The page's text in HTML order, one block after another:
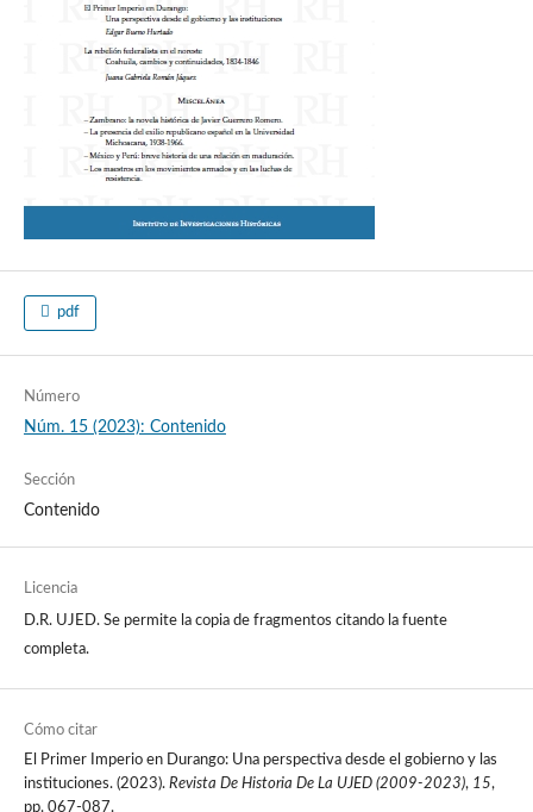
pdf
Número
Núm. 15 (2023): Contenido
Sección
Contenido
Licencia
D.R. UJED. Se permite la copia de fragmentos citando la fuente
completa.
Cómo citar
El Primer Imperio en Durango: Una perspectiva desde el gobierno y las
instituciones. (2023). Revista De Historia De La UJED (2009-2023), 15,
pp. 067-087.